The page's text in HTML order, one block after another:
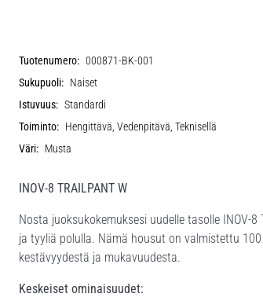
Tuotenumero: 000871-BK-001
Sukupuoli: Naiset
Istuvuus: Standardi
Toiminto: Hengittävä, Vedenpitävä, Teknisellä
Väri: Musta
INOV-8 TRAILPANT W
Nosta juoksukokemuksesi uudelle tasolle INOV-
ja tyyliä polulla. Nämä housut on valmistettu
kestävyydestä ja mukavuudesta.
Keskeiset ominaisuudet: